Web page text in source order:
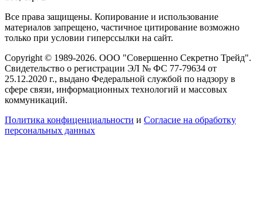
Все права защищены. Копирование и использование
материалов запрещено, частичное цитирование возможно
только при условии гиперссылки на сайт.
Copyright © 1989-2026. ООО "Совершенно Секретно Трейд".
Свидетельство о регистрации ЭЛ № ФС 77-79634 от
25.12.2020 г., выдано Федеральной службой по надзору в
сфере связи, информационных технологий и массовых
коммуникаций.
Политика конфиценциальности и Согласие на обработку
персональных данных